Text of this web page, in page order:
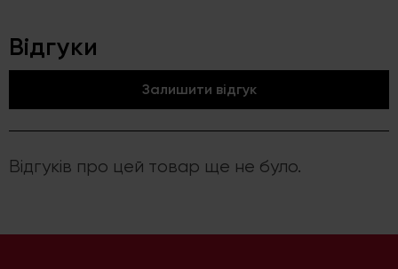
Відгуки
Залишити відгук
Відгуків про цей товар ще не було.